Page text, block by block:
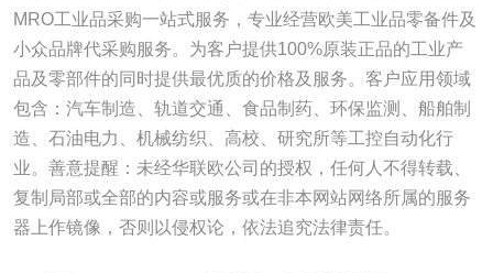
MRO工业品采购一站式服务，专业经营欧美工业品零备件及
小众品牌代采购服务。为客户提供100%原装正品的工业产
品及零部件的同时提供最优质的价格及服务。客户应用领域
包含：汽车制造、轨道交通、食品制药、环保监测、船舶制
造、石油电力、机械纺织、高校、研究所等工控自动化行
业。善意提醒：未经华联欧公司的授权，任何人不得转载、
复制局部或全部的内容或服务或在非本网站网络所属的服务
器上作镜像，否则以侵权论，依法追究法律责任。